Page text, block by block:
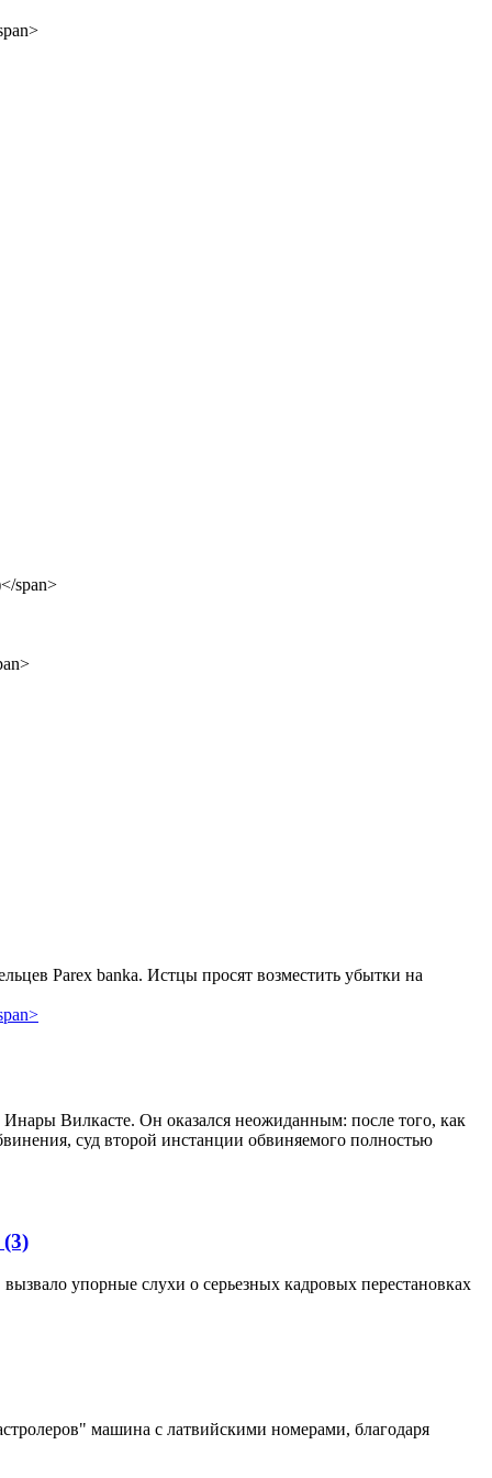
Parex banka. Истцы просят возместить убытки на
Вилкасте. Он оказался неожиданным: после того, как
суд второй инстанции обвиняемого полностью
(3)
упорные слухи о серьезных кадровых перестановках
машина с латвийскими номерами, благодаря